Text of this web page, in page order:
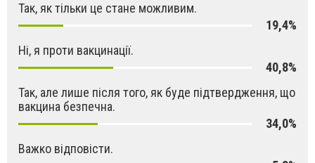
Так, як тільки це стане можливим.
19,4%
Ні, я проти вакцинації.
40,8%
Так, але лише після того, як буде підтвердження, що
вакцина безпечна.
34,0%
Важко відповісти.